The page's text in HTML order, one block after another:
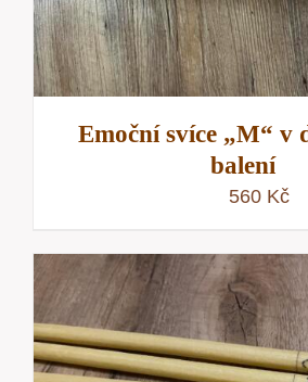
Emoční svíce „M“ v
balení
560 Kč